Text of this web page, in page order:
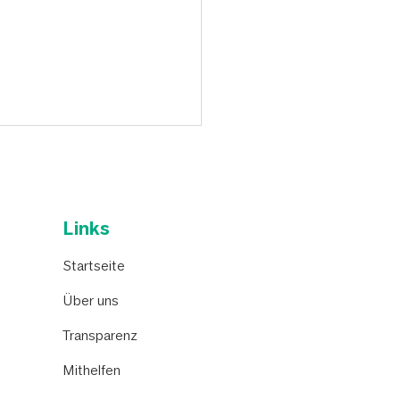
Links
Startseite
Über uns
Transparenz
Mithelfen